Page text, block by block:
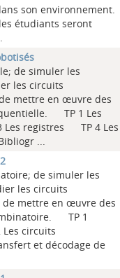
son environnement.
étudiants seront
de simuler les
les circuits
mettre en œuvre des
TP 1 Les
registres TP 4 Les
...
de simuler les
les circuits
mettre en œuvre des
TP 1
circuits
et décodage de